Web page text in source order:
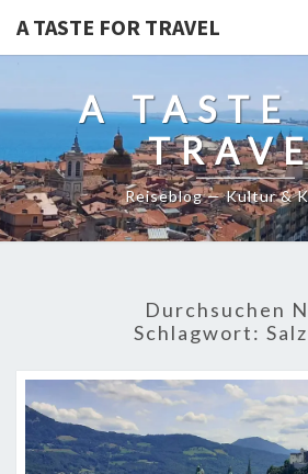
A TASTE FOR TRAVEL
A TASTE
Reiseblog — Kultur &
Durchsuchen
Schlagwort: